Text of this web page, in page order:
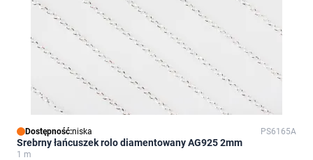
Dostępność:niska PS6165A
Srebrny łańcuszek rolo diamentowany AG925 2mm
1 m